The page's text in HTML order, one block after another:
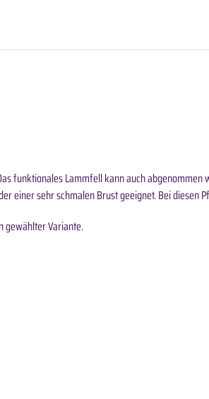
funktionales Lammfell kann auch
einer sehr schmalen Brust geeignet. Bei
gewählter Variante.